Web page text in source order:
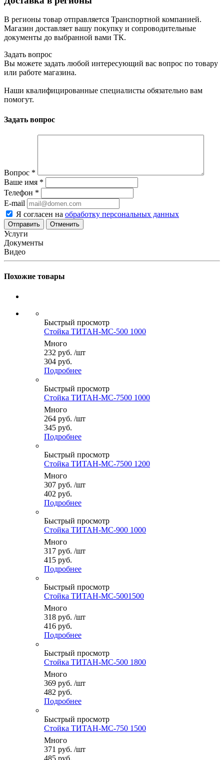
В регионы товар отправляется Транспортной компанией.
Магазин доставляет вашу покупку и сопроводительные
документы до выбранной вами ТК.
Задать вопрос
Вы можете задать любой интересующий вас вопрос по товару
или работе магазина.
Наши квалифицированные специалисты обязательно вам
помогут.
Задать вопрос
Вопрос *
Ваше имя *
Телефон *
E-mail
Я согласен на обработку персональных данных
Отменить
Услуги
Документы
Видео
Похожие товары
Быстрый просмотр
Стойка ТИТАН-МС-500 1000
Много
232 руб. /шт
304 руб.
Подробнее
Быстрый просмотр
Стойка ТИТАН-МС-7500 1000
Много
264 руб. /шт
345 руб.
Подробнее
Быстрый просмотр
Стойка ТИТАН-МС-7500 1200
Много
307 руб. /шт
402 руб.
Подробнее
Быстрый просмотр
Стойка ТИТАН-МС-900 1000
Много
317 руб. /шт
415 руб.
Подробнее
Быстрый просмотр
Стойка ТИТАН-МС-5001500
Много
318 руб. /шт
416 руб.
Подробнее
Быстрый просмотр
Стойка ТИТАН-МС-500 1800
Много
369 руб. /шт
482 руб.
Подробнее
Быстрый просмотр
Стойка ТИТАН-МС-750 1500
Много
371 руб. /шт
485 руб.